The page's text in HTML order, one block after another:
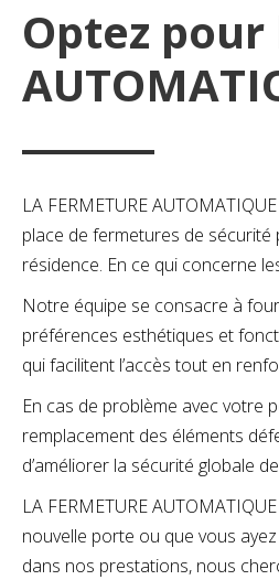
Optez pour
LA FERMETURE
place de fermetures de
résidence. En ce qui concerne
Notre équipe se consacre à
préférences esthétiques et
qui facilitent l’accès tout en
En cas de problème avec votre
remplacement des éléments
d’améliorer la sécurité globale
LA FERMETURE
nouvelle porte ou que vous
dans nos prestations, nous